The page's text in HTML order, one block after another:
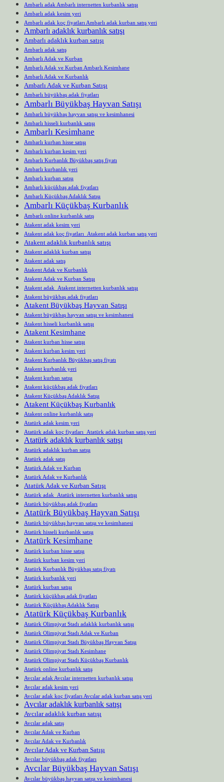
Ambarlı adak Ambarlı internetten kurbanlık satışı
Ambarlı adak kesim yeri
Ambarlı adak koç fiyatları Ambarlı adak kurban satış yeri
Ambarlı adaklık kurbanlık satışı
Ambarlı adaklık kurban satışı
Ambarlı adak satış
Ambarlı Adak ve Kurban
Ambarlı Adak ve Kurban Ambarlı Kesimhane
Ambarlı Adak ve Kurbanlık
Ambarlı Adak ve Kurban Satışı
Ambarlı büyükbaş adak fiyatları
Ambarlı Büyükbaş Hayvan Satışı
Ambarlı büyükbaş hayvan satışı ve kesimhanesi
Ambarlı hisseli kurbanlık satışı
Ambarlı Kesimhane
Ambarlı kurban hisse satışı
Ambarlı kurban kesim yeri
Ambarlı Kurbanlık Büyükbaş satış fiyatı
Ambarlı kurbanlık yeri
Ambarlı kurban satışı
Ambarlı küçükbaş adak fiyatları
Ambarlı Küçükbaş Adaklık Satışı
Ambarlı Küçükbaş Kurbanlık
Ambarlı online kurbanlık satış
Atakent adak kesim yeri
Atakent adak koç fiyatları Atakent adak kurban satış yeri
Atakent adaklık kurbanlık satışı
Atakent adaklık kurban satışı
Atakent adak satış
Atakent Adak ve Kurbanlık
Atakent Adak ve Kurban Satışı
Atakent adak Atakent internetten kurbanlık satışı
Atakent büyükbaş adak fiyatları
Atakent Büyükbaş Hayvan Satışı
Atakent büyükbaş hayvan satışı ve kesimhanesi
Atakent hisseli kurbanlık satışı
Atakent Kesimhane
Atakent kurban hisse satışı
Atakent kurban kesim yeri
Atakent Kurbanlık Büyükbaş satış fiyatı
Atakent kurbanlık yeri
Atakent kurban satışı
Atakent küçükbaş adak fiyatları
Atakent Küçükbaş Adaklık Satışı
Atakent Küçükbaş Kurbanlık
Atakent online kurbanlık satış
Atatürk adak kesim yeri
Atatürk adak koç fiyatları Atatürk adak kurban satış yeri
Atatürk adaklık kurbanlık satışı
Atatürk adaklık kurban satışı
Atatürk adak satış
Atatürk Adak ve Kurban
Atatürk Adak ve Kurbanlık
Atatürk Adak ve Kurban Satışı
Atatürk adak Atatürk internetten kurbanlık satışı
Atatürk büyükbaş adak fiyatları
Atatürk Büyükbaş Hayvan Satışı
Atatürk büyükbaş hayvan satışı ve kesimhanesi
Atatürk hisseli kurbanlık satışı
Atatürk Kesimhane
Atatürk kurban hisse satışı
Atatürk kurban kesim yeri
Atatürk Kurbanlık Büyükbaş satış fiyatı
Atatürk kurbanlık yeri
Atatürk kurban satışı
Atatürk küçükbaş adak fiyatları
Atatürk Küçükbaş Adaklık Satışı
Atatürk Küçükbaş Kurbanlık
Atatürk Olimpiyat Stadı adaklık kurbanlık satışı
Atatürk Olimpiyat Stadı Adak ve Kurban
Atatürk Olimpiyat Stadı Büyükbaş Hayvan Satışı
Atatürk Olimpiyat Stadı Kesimhane
Atatürk Olimpiyat Stadı Küçükbaş Kurbanlık
Atatürk online kurbanlık satış
Avcılar adak Avcılar internetten kurbanlık satışı
Avcılar adak kesim yeri
Avcılar adak koç fiyatları Avcılar adak kurban satış yeri
Avcılar adaklık kurbanlık satışı
Avcılar adaklık kurban satışı
Avcılar adak satış
Avcılar Adak ve Kurban
Avcılar Adak ve Kurbanlık
Avcılar Adak ve Kurban Satışı
Avcılar büyükbaş adak fiyatları
Avcılar Büyükbaş Hayvan Satışı
Avcılar büyükbaş hayvan satışı ve kesimhanesi